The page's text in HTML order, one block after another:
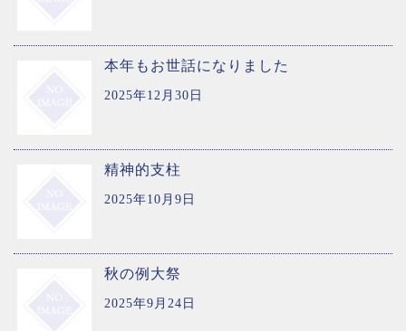
本年もお世話になりました
2025年12月30日
精神的支柱
2025年10月9日
秋の例大祭
2025年9月24日